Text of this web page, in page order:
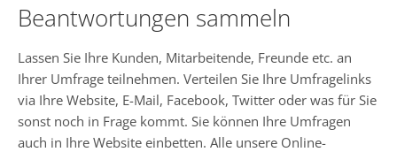
Beantwortungen sammeln
Lassen Sie Ihre Kunden, Mitarbeitende, Freunde etc. an
Ihrer Umfrage teilnehmen. Verteilen Sie Ihre Umfragelinks
via Ihre Website, E-Mail, Facebook, Twitter oder was für Sie
sonst noch in Frage kommt. Sie können Ihre Umfragen
auch in Ihre Website einbetten. Alle unsere Online-